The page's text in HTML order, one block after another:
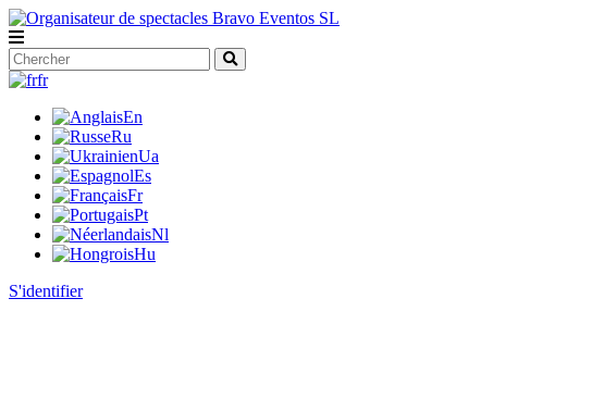
fr
En
Ru
Ua
Es
Fr
Pt
Nl
Hu
S'identifier